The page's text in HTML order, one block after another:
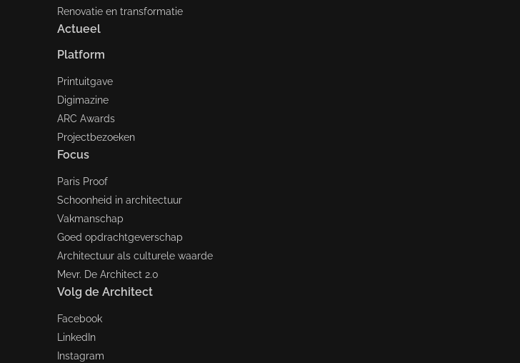
Renovatie en transformatie
Actueel
Platform
Printuitgave
Digimazine
ARC Awards
Projectbezoeken
Focus
Paris Proof
Schoonheid in architectuur
Vakmanschap
Goed opdrachtgeverschap
Architectuur als culturele waarde
Mevr. De Architect 2.0
Volg de Architect
Facebook
LinkedIn
Instagram